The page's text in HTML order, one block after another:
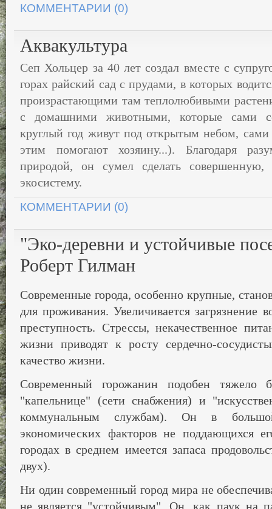
КОММЕНТАРИИ (0)
Аквакультура
Сеп Хольцер за 40 лет создал вместе с
горах райский сад с прудами, в которых
произрастающими там теплолюбивыми
с домашними животными, которые сами
круглый год живут под открытым небом,
этим помогают хозяину...). Благодаря
природой, он сумел сделать
экосистему.
КОММЕНТАРИИ (0)
"Эко-деревни и устойчивые
Роберт Гилман
Современные города, особенно крупные,
для проживания. Увеличивается загрязнение
преступность. Стрессы, некачественное
жизни приводят к росту сердечно-
качество жизни.
Современный горожанин подобен тяжело
"капельнице" (сети снабжения) и
коммунальным службам). Он в
экономических факторов не поддающихся
городах в среднем имеется запаса
двух).
Ни один современный город мира не
не является "устойчивым". Он, как паук на